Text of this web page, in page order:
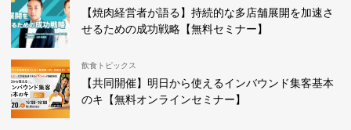
【焼肉経営者が語る】持続的な多店舗展開を加速さ
せるための成功戦略【無料セミナー】
飲食トピックス
【共同開催】明日から使えるインバウンド集客基本
のキ【無料オンラインセミナー】